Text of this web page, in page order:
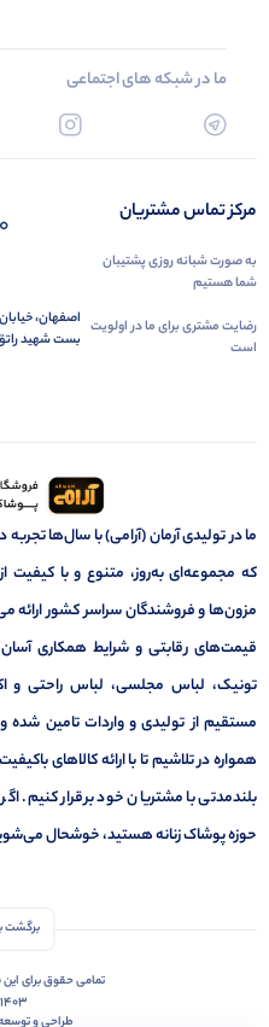
ما در شبکه های اجتماعی
مرکز تماس مشتریان
به صورت شبانه روزی پشتیبان
شما هستیم
رضایت مشتری برای ما در اولویت
است
بست شهید
ما در تولیدی آرمان (آرامی) با سال‌ها
که مجموعه‌ای به‌روز، متنوع و با کیفیت
مزون‌ها و فروشندگان سراسر کشور
قیمت‌های رقابتی و شرایط همکاری
تونیک، لباس مجلسی، لباس راحتی و
مستقیم از تولیدی و واردات تامین شده
همواره در تلاشیم تا با ارائه کالاهای
بلندمدتی با مشتریان خود برقرار کنیم.
حوزه پوشاک زنانه هستید، خوشحال
برگشت
تمامی حقوق برای